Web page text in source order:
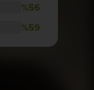
%56
%59